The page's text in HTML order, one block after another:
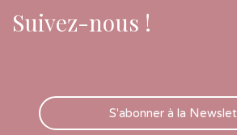
Suivez-nous !
S'abonner à la